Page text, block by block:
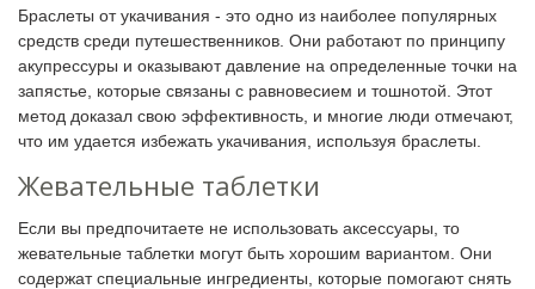
Браслеты от укачивания - это одно из наиболее популярных
средств среди путешественников. Они работают по принципу
акупрессуры и оказывают давление на определенные точки на
запястье, которые связаны с равновесием и тошнотой. Этот
метод доказал свою эффективность, и многие люди отмечают,
что им удается избежать укачивания, используя браслеты.
Жевательные таблетки
Если вы предпочитаете не использовать аксессуары, то
жевательные таблетки могут быть хорошим вариантом. Они
содержат специальные ингредиенты, которые помогают снять